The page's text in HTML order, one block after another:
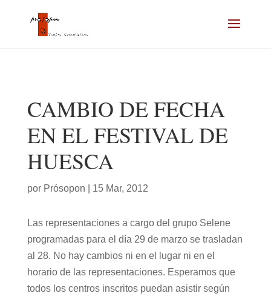
CAMBIO DE FECHA
EN EL FESTIVAL DE
HUESCA
por Prósopon 15 Mar, 2012
Las representaciones a cargo del grupo Selene
programadas para el día 29 de marzo se trasladan
al 28. No hay cambios ni en el lugar ni en el
horario de las representaciones. Esperamos que
todos los centros inscritos puedan asistir según